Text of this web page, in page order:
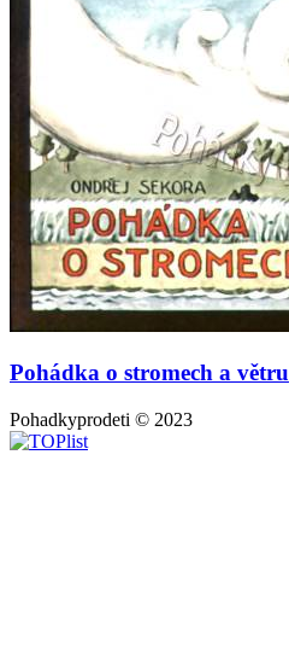
Pohádka o stromech a větru
Pohadkyprodeti © 2023